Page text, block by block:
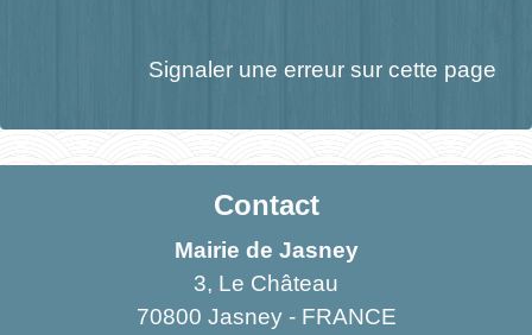
Signaler une erreur sur cette page
Contact
Mairie de Jasney
3, Le Château
70800 Jasney - FRANCE